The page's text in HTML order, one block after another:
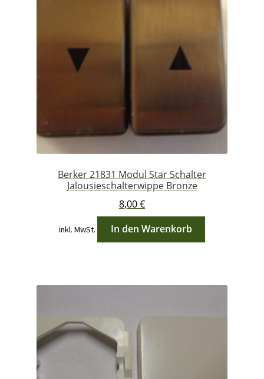
Berker 21831 Modul Star Schalter
Jalousieschalterwippe Bronze
8,00€
inkl. MwSt. In den Warenkorb